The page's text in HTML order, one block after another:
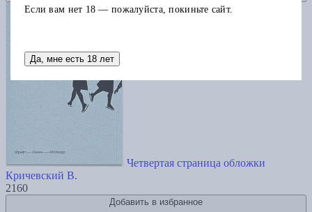
Четвертая страница обложки
Кричевский В.
2160
Добавить в избранное
Если вам нет 18 — пожалуйста, покиньте сайт.
Да, мне есть 18 лет